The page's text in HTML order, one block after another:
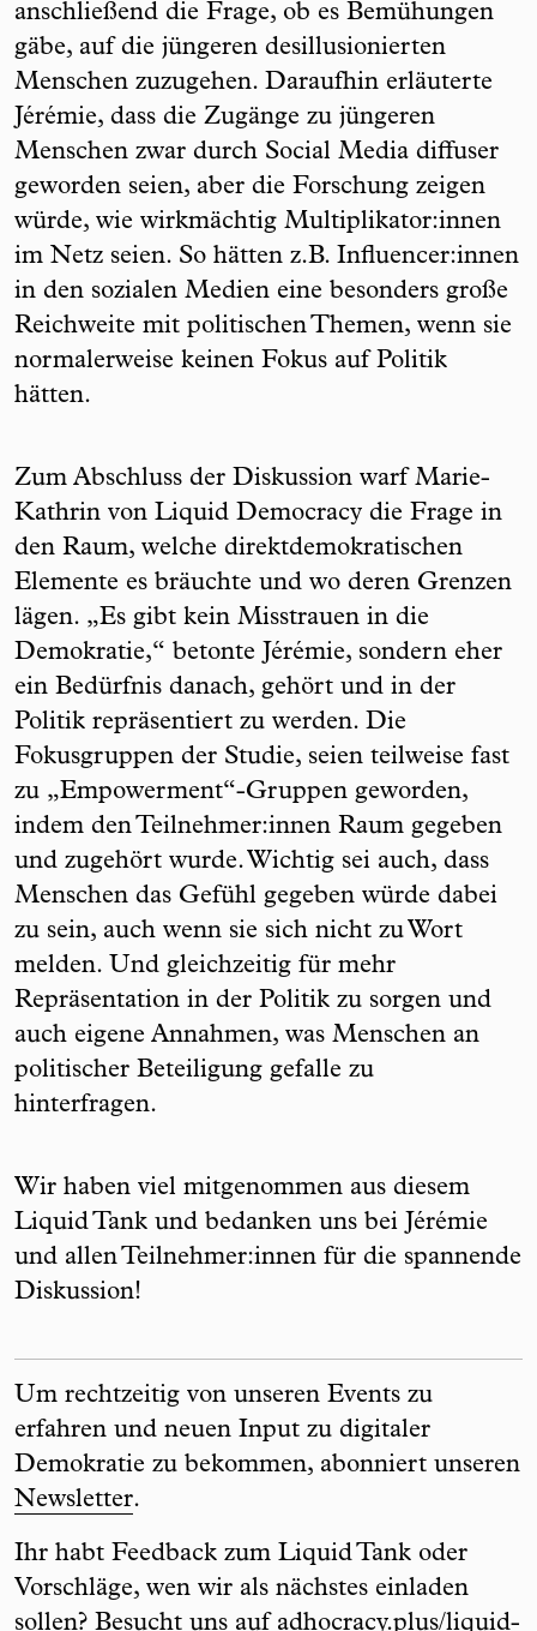
anschließend die Frage, ob es Bemühungen
gäbe, auf die jüngeren desillusionierten
Menschen zuzugehen. Daraufhin erläuterte
Jérémie, dass die Zugänge zu jüngeren
Menschen zwar durch Social Media diffuser
geworden seien, aber die Forschung zeigen
würde, wie wirkmächtig Multiplikator:innen
im Netz seien. So hätten z.B. Influencer:innen
in den sozialen Medien eine besonders große
Reichweite mit politischen Themen, wenn sie
normalerweise keinen Fokus auf Politik
hätten.
Zum Abschluss der Diskussion warf Marie-
Kathrin von Liquid Democracy die Frage in
den Raum, welche direktdemokratischen
Elemente es bräuchte und wo deren Grenzen
lägen. „Es gibt kein Misstrauen in die
Demokratie,“ betonte Jérémie, sondern eher
ein Bedürfnis danach, gehört und in der
Politik repräsentiert zu werden. Die
Fokusgruppen der Studie, seien teilweise fast
zu „Empowerment“-Gruppen geworden,
indem den Teilnehmer:innen Raum gegeben
und zugehört wurde. Wichtig sei auch, dass
Menschen das Gefühl gegeben würde dabei
zu sein, auch wenn sie sich nicht zu Wort
melden. Und gleichzeitig für mehr
Repräsentation in der Politik zu sorgen und
auch eigene Annahmen, was Menschen an
politischer Beteiligung gefalle zu
hinterfragen.
Wir haben viel mitgenommen aus diesem
Liquid Tank und bedanken uns bei Jérémie
und allen Teilnehmer:innen für die spannende
Diskussion!
Um rechtzeitig von unseren Events zu
erfahren und neuen Input zu digitaler
Demokratie zu bekommen, abonniert unseren
Newsletter.
Ihr habt Feedback zum Liquid Tank oder
Vorschläge, wen wir als nächstes einladen
sollen? Besucht uns auf adhocracy.plus/liquid-